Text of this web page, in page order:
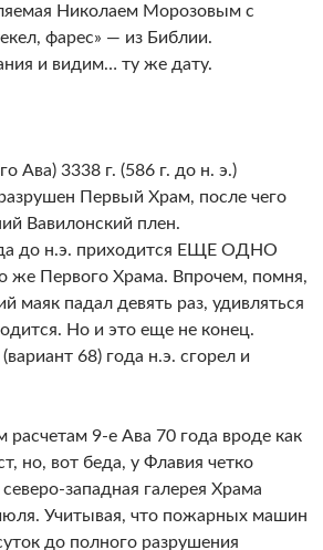
Николаем Морозовым с
фарес» — из Библии.
и видим… ту же дату.
Ава) 3338 г. (586 г. до н. э.)
Первый Храм, после чего
Вавилонский плен.
до н.э. приходится ЕЩЕ ОДНО
же Первого Храма. Впрочем, помня,
маяк падал девять раз, удивляться
Но и это еще не конец.
68) года н.э. сгорел и
9-е Ава 70 года вроде как
но, вот беда, у Флавия четко
западная галерея Храма
Учитывая, что пожарных машин
до полного разрушения